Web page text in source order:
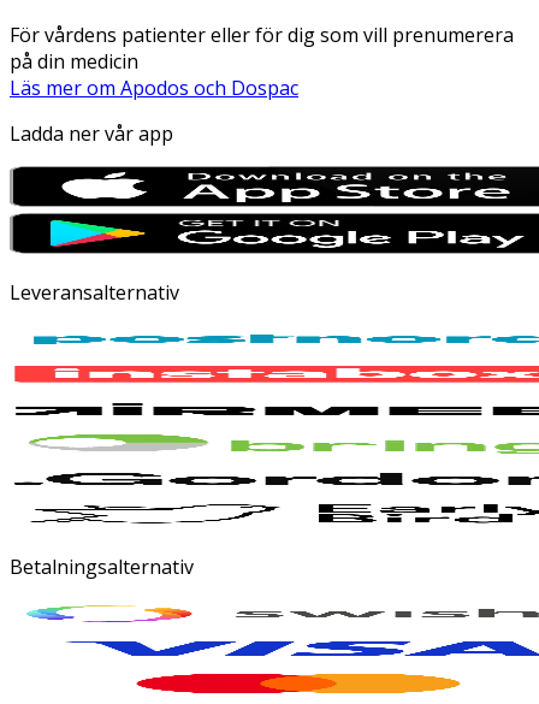
För vårdens patienter eller för dig som vill prenumerera
på din medicin
Läs mer om Apodos och Dospac
Ladda ner vår app
Leveransalternativ
Betalningsalternativ